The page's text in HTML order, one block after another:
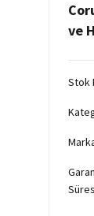
ve
Stok